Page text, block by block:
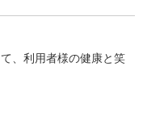
、利用者様の健康と笑
境で長く働ける職場で